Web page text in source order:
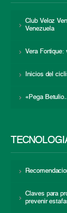
Club Veloz
Venezuela
Vera Fortique:
Inicios del
«Pega
Claves para
prevenir